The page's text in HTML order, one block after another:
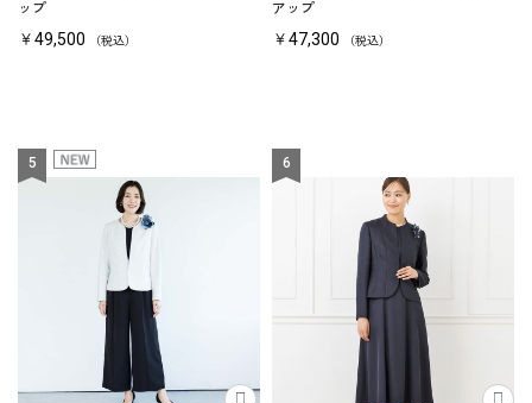
ップ
￥49,500 （税込）
アップ
￥47,300 （税込）
5
あとで見る
6